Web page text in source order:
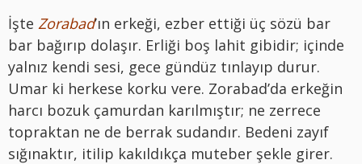
İşte Zorabad’ın erkeği, ezber ettiği üç sözü bar
bar bağırıp dolaşır. Erliği boş lahit gibidir; içinde
yalnız kendi sesi, gece gündüz tınlayıp durur.
Umar ki herkese korku vere. Zorabad’da erkeğin
harcı bozuk çamurdan karılmıştır; ne zerrece
topraktan ne de berrak sudandır. Bedeni zayıf
sığınaktır, itilip kakıldıkça muteber şekle girer.